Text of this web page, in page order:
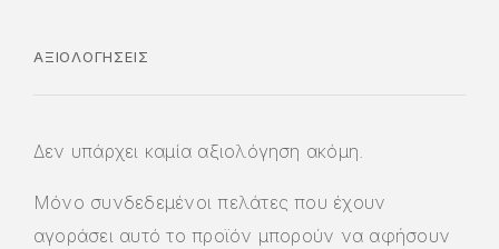
ΑΞΙΟΛΟΓΉΣΕΙΣ
Δεν υπάρχει καμία αξιολόγηση ακόμη.
Μόνο συνδεδεμένοι πελάτες που έχουν
αγοράσει αυτό το προϊόν μπορούν να αφήσουν